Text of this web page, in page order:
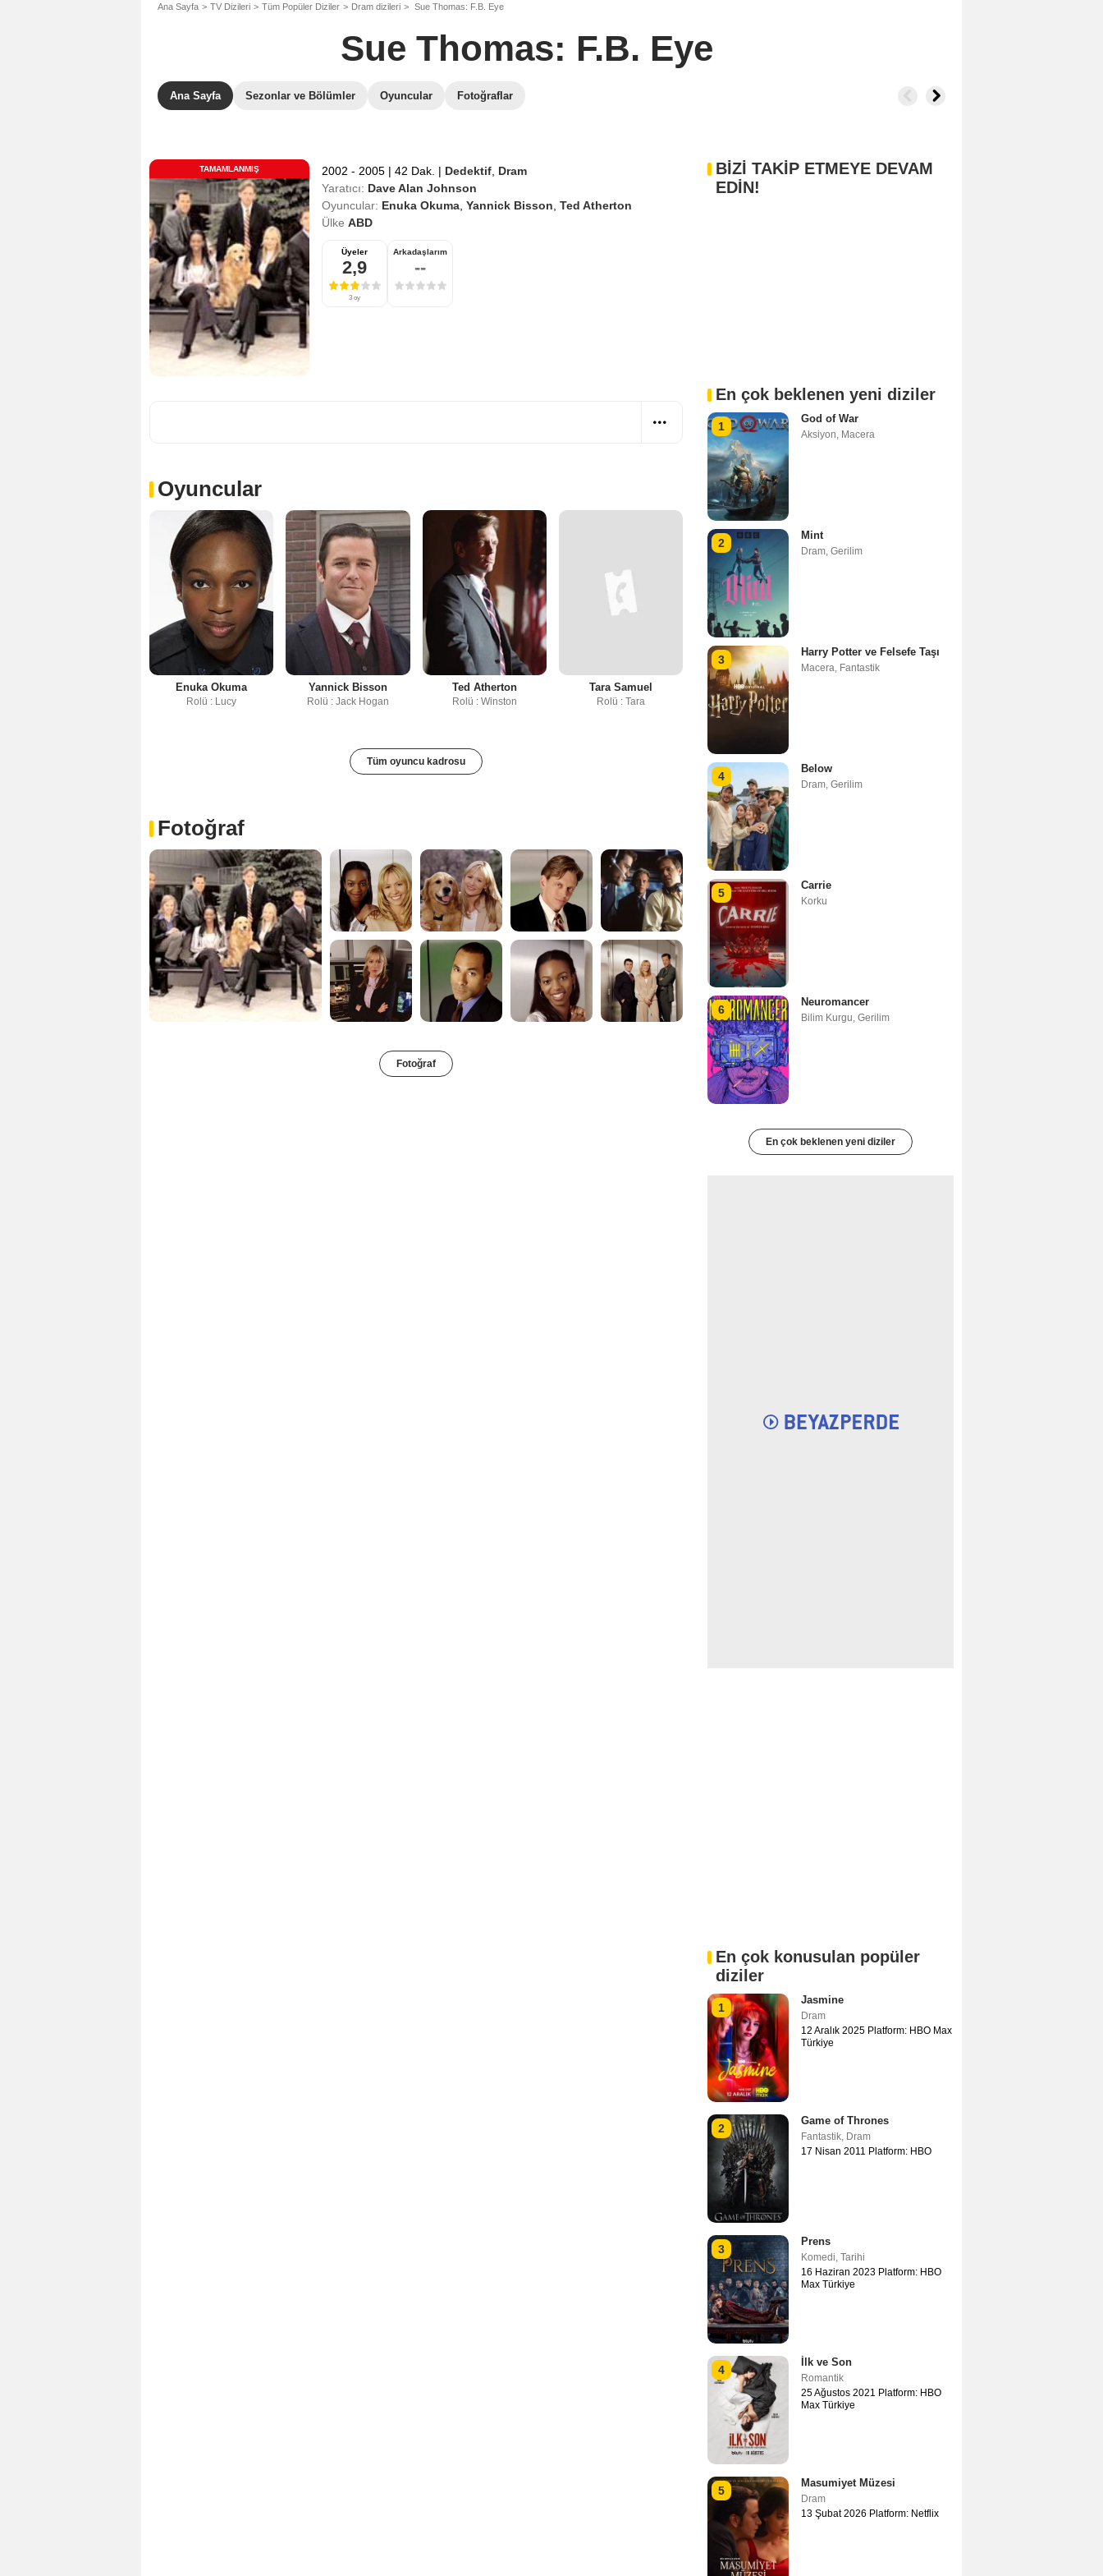
Ana Sayfa TV Dizileri Tüm Popüler Diziler Dram dizileri Sue Thomas: F.B. Eye
Sue Thomas: F.B. Eye
Ana Sayfa Sezonlar ve Bölümler Oyuncular Fotoğraflar
TAMAMLANMIŞ 2002 - 2005 | 42 Dak. | Dedektif Dram
Yaratıcı: Dave Alan Johnson
Oyuncular: Enuka Okuma Yannick Bisson Ted Atherton
Ülke ABD
Üyeler
2,9
3 oy
Arkadaşlarım
--
Oyuncular
Enuka Okuma
Rolü : Lucy
Yannick Bisson
Rolü : Jack Hogan
Ted Atherton
Rolü : Winston
Tara Samuel
Rolü : Tara
Tüm oyuncu kadrosu
Fotoğraf
Fotoğraf
BİZİ TAKİP ETMEYE DEVAM
EDİN!
En çok beklenen yeni diziler
1
God of War
Aksiyon, Macera
2
Mint
Dram, Gerilim
3
Harry Potter ve Felsefe Taşı
Macera, Fantastik
4
Below
Dram, Gerilim
5
Carrie
Korku
6
Neuromancer
Bilim Kurgu, Gerilim
En çok beklenen yeni diziler
En çok konusulan popüler
diziler
1
Jasmine
Dram
12 Aralık 2025 Platform: HBO Max
Türkiye
2
Game of Thrones
Fantastik, Dram
17 Nisan 2011 Platform: HBO
3
Prens
Komedi, Tarihi
16 Haziran 2023 Platform: HBO
Max Türkiye
4
İlk ve Son
Romantik
25 Ağustos 2021 Platform: HBO
Max Türkiye
5
Masumiyet Müzesi
Dram
13 Şubat 2026 Platform: Netflix